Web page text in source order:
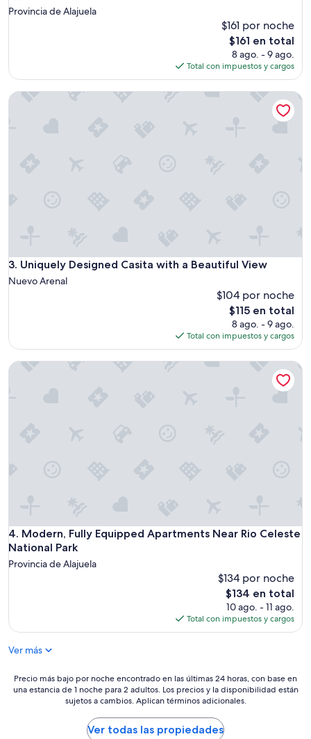
Provincia de Alajuela
$161 por noche
El
precio
actual
es
de
$161 en total
8 ago. - 9 ago.
Total con impuestos y cargos
3. Uniquely Designed Casita with a Beautiful View
Uniquely Designed Casita with a Beautiful View
Nuevo Arenal
$104 por noche
El
precio
actual
es
de
$115 en total
8 ago. - 9 ago.
Total con impuestos y cargos
Uniquely Designed Casita with a Beautiful View
4. Modern, Fully Equipped Apartments Near Rio Celeste
National Park
Modern, Fully Equipped Apartments Near Rio Celeste
Provincia de Alajuela
$134 por noche
El
precio
actual
es
$134 en total
10 ago. - 11 ago.
Total con impuestos y cargos
Modern, Fully Equipped Apartments Near Rio Celeste
Ver más
Precio
más
Precio más bajo por noche encontrado en las últimas 24 horas, con base en
una estancia de 1 noche para 2 adultos. Los precios y la disponibilidad están
sujetos a cambios. Aplican términos adicionales.
Ver todas las propiedades